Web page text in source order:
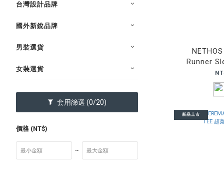
台灣設計品牌
國外新銳品牌
男裝選貨
女裝選貨
套用篩選 (0/20)
價格 (NT$)
~
Runner
新品上市